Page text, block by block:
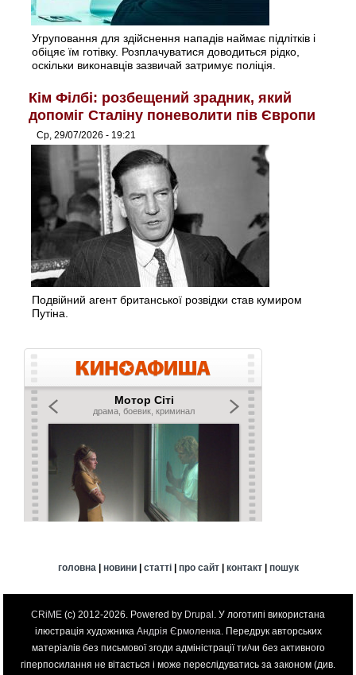
Угруповання для здійснення нападів наймає підлітків і
обіцяє їм готівку. Розплачуватися доводиться рідко,
оскільки виконавців зазвичай затримує поліція.
Кім Філбі: розбещений зрадник, який
допоміг Сталіну поневолити пів Європи
Ср, 29/07/2026 - 19:21
Подвійний агент британської розвідки став кумиром
Путіна.
головна | новини| статті| про сайт| контакт| пошук
CRiME (c) 2012-2026. Powered by Drupal . У логотипі використана
ілюстрація художника Андрія Єрмоленка . Передрук авторських
матеріалів без письмової згоди адміністрації ти/чи без активного
гіперпосилання не вітається і може переслідуватись за законом (див.